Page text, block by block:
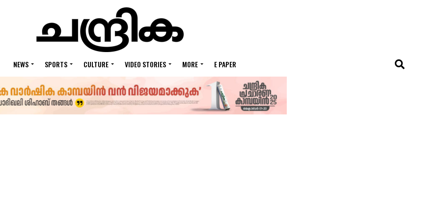
NEWS SPORTS CULTURE VIDEO STORIES MORE E PAPER